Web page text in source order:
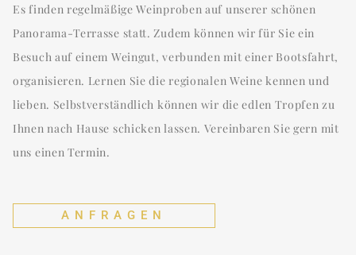
Es finden regelmäßige Weinproben auf unserer schönen
Panorama-Terrasse statt. Zudem können wir für Sie ein
Besuch auf einem Weingut, verbunden mit einer Bootsfahrt,
organisieren. Lernen Sie die regionalen Weine kennen und
lieben. Selbstverständlich können wir die edlen Tropfen zu
Ihnen nach Hause schicken lassen. Vereinbaren Sie gern mit
uns einen Termin.
ANFRAGEN